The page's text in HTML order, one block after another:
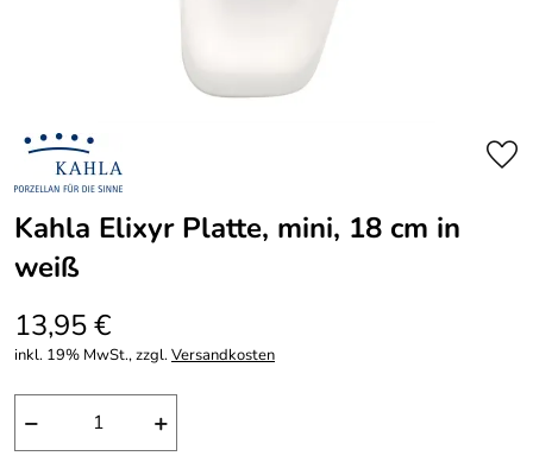
Kahla Elixyr Platte, mini, 18 cm in
weiß
13,95 €
inkl. 19% MwSt., zzgl.Versandkosten
− +